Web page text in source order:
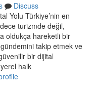
Discuss
Yolu Türkiye’nin en
turizmde değil,
oldukça hareketli bir
gündemini takip etmek ve
bir dijital
halk